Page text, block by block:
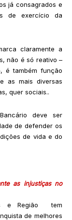
já consagrados e
de exercício da
claramente a
não é só reativo –
é também função
as mais diversas
quer sociais..
deve ser
de defender os
de vida e do
as injustiças no
e Região tem
de melhores